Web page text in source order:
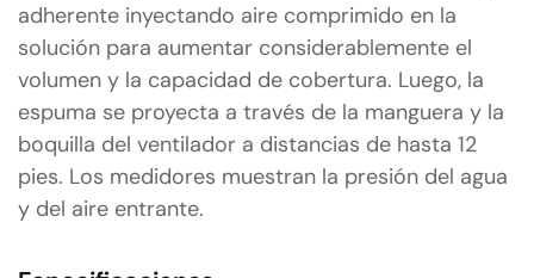
adherente inyectando aire comprimido en la
solución para aumentar considerablemente el
volumen y la capacidad de cobertura. Luego, la
espuma se proyecta a través de la manguera y la
boquilla del ventilador a distancias de hasta 12
pies. Los medidores muestran la presión del agua
y del aire entrante.